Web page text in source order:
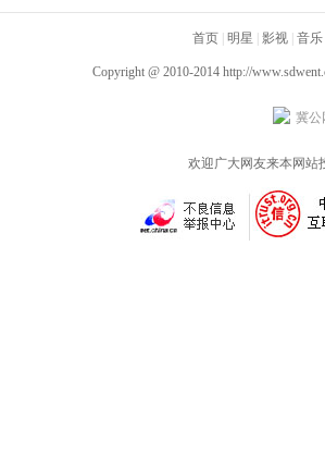
碑，最是真实得
首页 明星 影视 音乐
Copyright @ 2010-2014 http://
冀公
欢迎广大网友来本网站